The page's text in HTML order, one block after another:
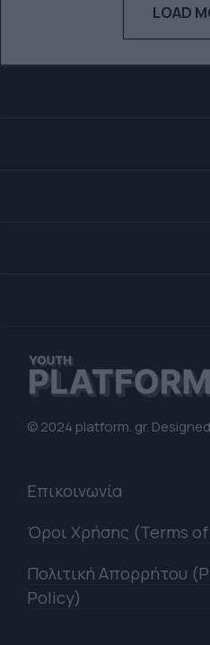
LOAD
© 2024 platform. gr.
Επικοινωνία
Όροι Χρήσης (Terms
Πολιτική Απορρήτου
Policy)